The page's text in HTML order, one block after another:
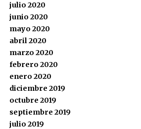
julio 2020
junio 2020
mayo 2020
abril 2020
marzo 2020
febrero 2020
enero 2020
diciembre 2019
octubre 2019
septiembre 2019
julio 2019